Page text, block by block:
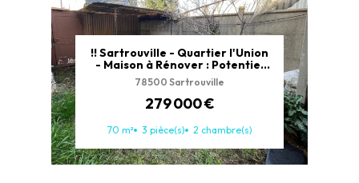
!! Sartrouville - Quartier l'Union
- Maison à Rénover : Potentiel
exceptionnel à saisir !!
78500 Sartrouville
279 000 €
70 m² 3 pièce(s) 2 chambre(s)